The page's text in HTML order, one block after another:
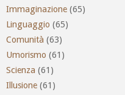
Immaginazione (65)
Linguaggio (65)
Comunità (63)
Umorismo (61)
Scienza (61)
Illusione (61)